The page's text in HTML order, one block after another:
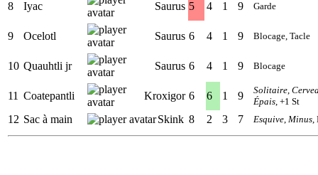
8 Iyac Saurus 5 4 1 9 Garde
9 Ocelotl Saurus 6 4 1 9 Blocage, Tacle
10 Quauhtli jr Saurus 6 4 1 9 Blocage
11 Coatepantli Kroxigor 6 6 1 9 Solitaire
Épais , +1 St
12 Sac à main Skink 8 2 3 7 Esquive Minus